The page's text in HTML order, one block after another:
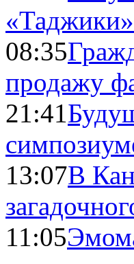
08:35
продажу
21:41
13:07В
11:05